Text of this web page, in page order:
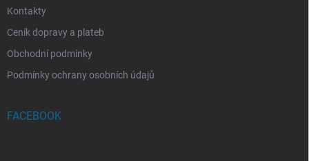
Kontakty
Ceník dopravy a plateb
Obchodní podmínky
Podmínky ochrany osobních údajů
FACEBOOK